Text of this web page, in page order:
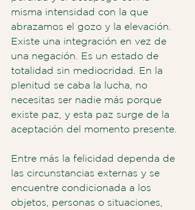
misma intensidad con la que
abrazamos el gozo y la elevación.
Existe una integración en vez de
una negación. Es un estado de
totalidad sin mediocridad. En la
plenitud se caba la lucha, no
necesitas ser nadie más porque
existe paz, y esta paz surge de la
aceptación del momento presente.
Entre más la felicidad dependa de
las circunstancias externas y se
encuentre condicionada a los
objetos, personas o situaciones,